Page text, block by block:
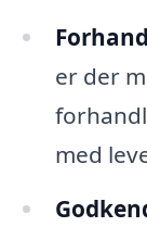
er der
med